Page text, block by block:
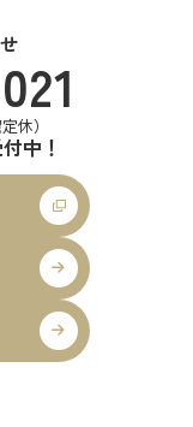
休）
中！